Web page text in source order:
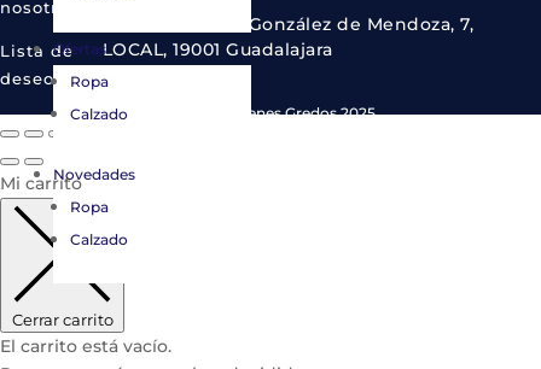
Ofertas
Ropa
Calzado
Novedades
Ropa
Calzado
nosotros
Lista de
deseos
C. del Cardenal González de Mendoza, 7,
LOCAL, 19001 Guadalajara
© Copyright Almacenes Gredos 2025.
Mi carrito
Cerrar carrito
El carrito está vacío.